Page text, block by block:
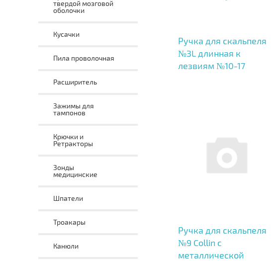
твердой мозговой
оболочки
Кусачки
Пила проволочная
Расширитель
Зажимы для
тампонов
Крючки и
Ретракторы
Зонды
медицинские
Шпатели
Троакары
Канюли
Ручка для скальпеля
№3L длинная к
лезвиям №10-17
Ручка для скальпеля
№9 Collin с
металлической